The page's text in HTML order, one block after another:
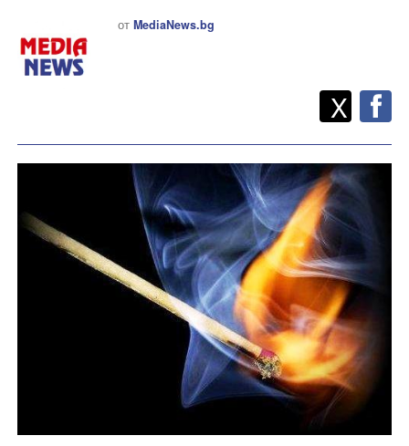
от MediaNews.bg
Споделете
X